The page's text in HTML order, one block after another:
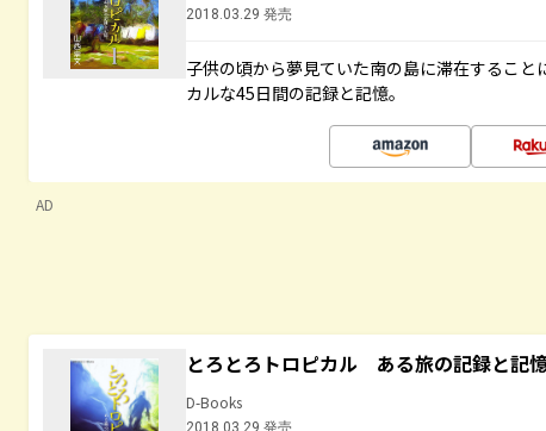
2018.03.29 発売
子供の頃から夢見ていた南の島に滞在するこ
カルな45日間の記録と記憶。
AD
とろとろトロピカル ある旅の記録と記
D-Books
2018.03.29 発売